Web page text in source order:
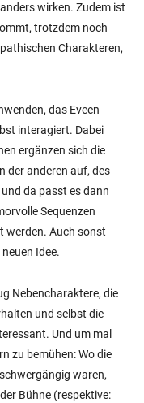
wirken. Zudem ist
trotzdem noch
Charakteren,
das Eveen
interagiert. Dabei
ergänzen sich die
der anderen auf, des
da passt es dann
Sequenzen
werden. Auch sonst
Idee.
Nebencharaktere, die
und selbst die
Und um mal
zu bemühen: Wo die
waren,
Bühne (respektive: